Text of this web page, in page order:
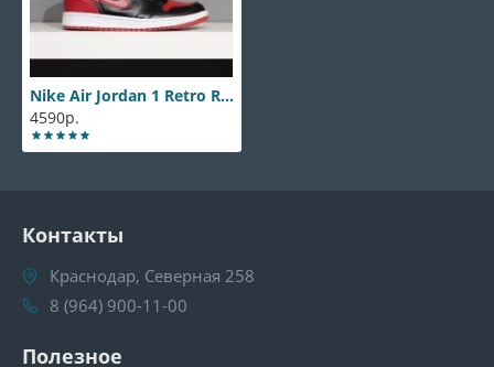
Nike Air Jordan 1 Retro Red-Black
4590р.
Контакты
Краснодар, Северная 258
8 (964) 900-11-00
Полезное